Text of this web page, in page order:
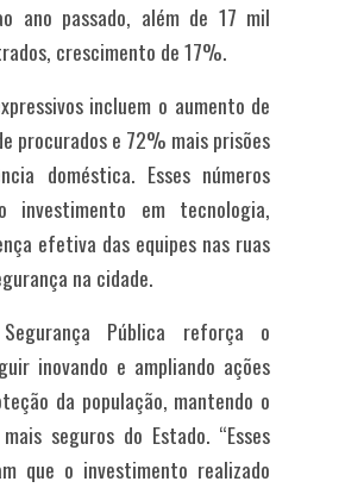
ano passado, além de 17 mil
crescimento de 17%.
incluem o aumento de
procurados e 72% mais prisões
doméstica. Esses números
investimento em tecnologia,
efetiva das equipes nas ruas
na cidade.
Pública reforça o
inovando e ampliando ações
da população, mantendo o
seguros do Estado. “Esses
que o investimento realizado